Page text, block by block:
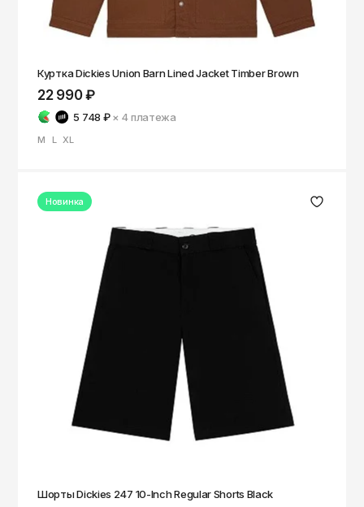
Куртка Dickies Union Barn Lined Jacket Timber Brown
22 990 ₽
5 748 ₽ × 4платежа
M L XL
Новинка
Шорты Dickies 247 10-Inch Regular Shorts Black